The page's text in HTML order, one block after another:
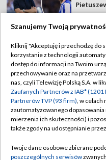
Szanujemy Twoją
Kliknij "Akceptuję i przechodzę do
korzystanie z technologii
dostęp do informacji na Twoim
przechowywanie oraz na
nas, czyli Telewizję Polską S.A. w
Zaufanych Partnerów z IAB* (1201
Partnerów TVP (93 firm), w celach
zautomatyzowanego
mierzenia ich skuteczności) i
także zgody na udostępnianie
Twoje dane osobowe zbierane
poszczególnych serwisów